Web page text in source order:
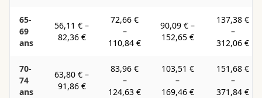
65-
69
ans
56,11 € –
82,36 €
72,66 €
–
110,84 €
90,09 € –
152,65 €
137,38 €
–
312,06 €
70-
74
ans
63,80 € –
91,86 €
83,96 €
–
124,63 €
103,51 €
–
169,46 €
151,68 €
–
371,84 €